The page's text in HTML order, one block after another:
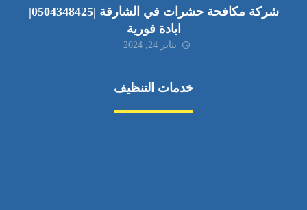
شركة مكافحة حشرات في الشارقة |0504348425|
ابادة فورية
يناير 24, 2024
خدمات التنظيف